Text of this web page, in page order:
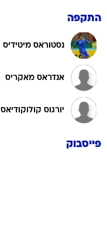
התקפה
נסטוראס מיטידיס
אנדראס מאקריס
יורגוס קולוקודיאס
פייסבוק